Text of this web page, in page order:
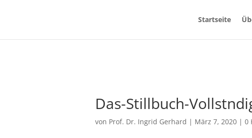
Startseite
Das-Stillbuch-
von Prof. Dr. Ingrid Gerhard | März 7, 2020| 0